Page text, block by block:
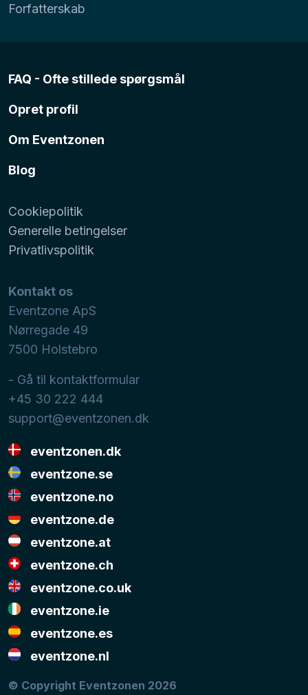
Forfatterskab
FAQ - Ofte stillede spørgsmål
Opret profil
Om Eventzonen
Blog
Cookiepolitik
Generelle betingelser
Privatlivspolitik
Kontakt os
Eventzone ApS
Nørregade 49
7500 Holstebro
- Gå til kontaktformular
+45 30 222 444
support@eventzonen.dk
eventzonen.dk
eventzone.se
eventzone.no
eventzone.de
eventzone.at
eventzone.ch
eventzone.co.uk
eventzone.ie
eventzone.es
eventzone.nl
© Copyright Eventzonen 2026